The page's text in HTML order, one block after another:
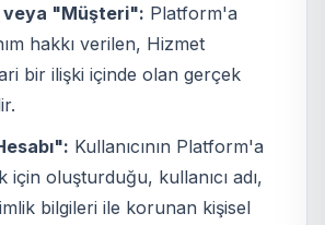
veya "Müşteri": Platform'a
hakkı verilen, Hizmet
bir ilişki içinde olan gerçek
Kullanıcının Platform'a
için oluşturduğu, kullanıcı adı,
bilgileri ile korunan kişisel